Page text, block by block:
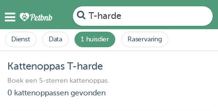
T-harde
Dienst Data 1 huisdier Raservaring
Kattenoppas T-harde
Boek een 5-sterren kattenoppas.
0 kattenoppassen gevonden